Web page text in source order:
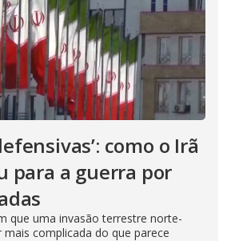
como o Irã
para a guerra por
que uma invasão terrestre norte-
complicada do que parece